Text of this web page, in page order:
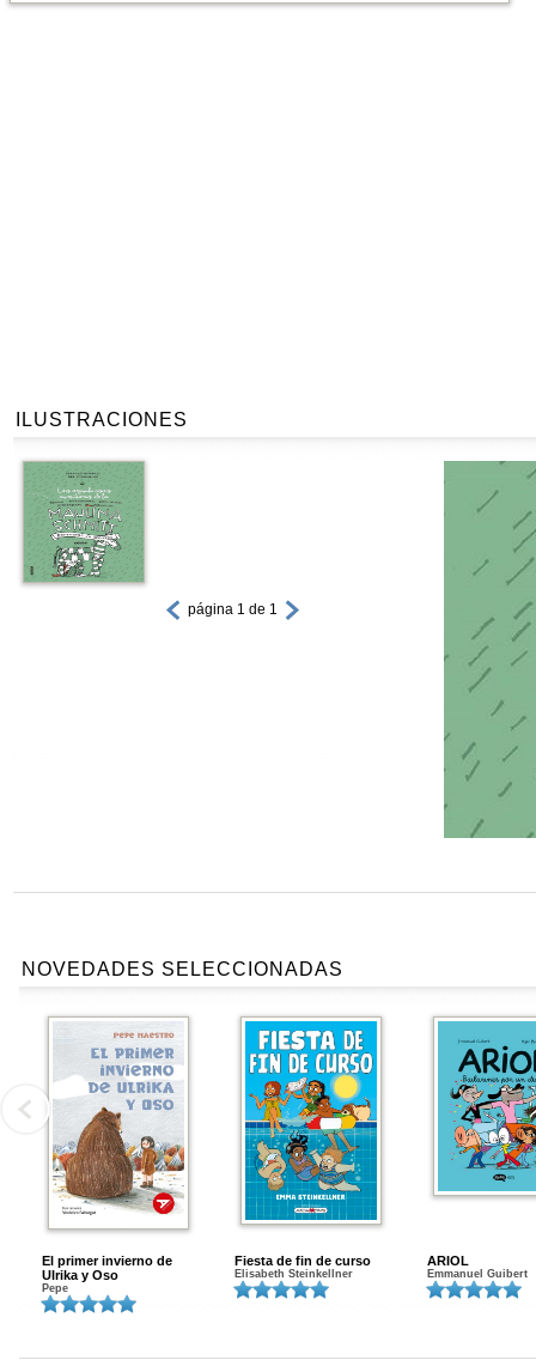
ILUSTRACIONES
página 1 de 1
NOVEDADES SELECCIONADAS
El primer invierno de
Ulrika y Oso
Pepe
Fiesta de fin de curso
Elisabeth Steinkellner
ARIOL
Emmanuel Guibert